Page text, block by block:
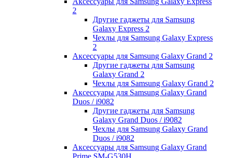
2
Другие гаджеты для Samsung
Galaxy Express 2
Чехлы для Samsung Galaxy Express
2
Аксессуары для Samsung Galaxy Grand 2
Другие гаджеты для Samsung
Galaxy Grand 2
Чехлы для Samsung Galaxy Grand 2
Аксессуары для Samsung Galaxy Grand
Duos / i9082
Другие гаджеты для Samsung
Galaxy Grand Duos / i9082
Чехлы для Samsung Galaxy Grand
Duos / i9082
Аксессуары для Samsung Galaxy Grand
Prime SM-G530H